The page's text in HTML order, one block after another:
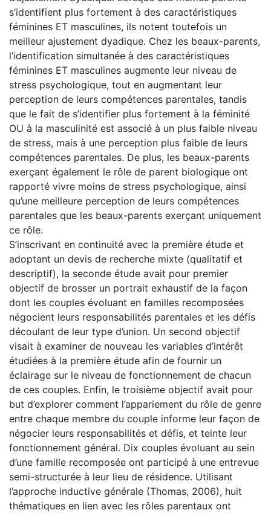
s’identifient plus fortement à des caractéristiques
féminines ET masculines, ils notent toutefois un
meilleur ajustement dyadique. Chez les beaux-parents,
l’identification simultanée à des caractéristiques
féminines ET masculines augmente leur niveau de
stress psychologique, tout en augmentant leur
perception de leurs compétences parentales, tandis
que le fait de s’identifier plus fortement à la féminité
OU à la masculinité est associé à un plus faible niveau
de stress, mais à une perception plus faible de leurs
compétences parentales. De plus, les beaux-parents
exerçant également le rôle de parent biologique ont
rapporté vivre moins de stress psychologique, ainsi
qu’une meilleure perception de leurs compétences
parentales que les beaux-parents exerçant uniquement
ce rôle.
S’inscrivant en continuité avec la première étude et
adoptant un devis de recherche mixte (qualitatif et
descriptif), la seconde étude avait pour premier
objectif de brosser un portrait exhaustif de la façon
dont les couples évoluant en familles recomposées
négocient leurs responsabilités parentales et les défis
découlant de leur type d’union. Un second objectif
visait à examiner de nouveau les variables d’intérêt
étudiées à la première étude afin de fournir un
éclairage sur le niveau de fonctionnement de chacun
de ces couples. Enfin, le troisième objectif avait pour
but d’explorer comment l’appariement du rôle de genre
entre chaque membre du couple informe leur façon de
négocier leurs responsabilités et défis, et teinte leur
fonctionnement général. Dix couples évoluant au sein
d’une famille recomposée ont participé à une entrevue
semi-structurée à leur lieu de résidence. Utilisant
l’approche inductive générale (Thomas, 2006), huit
thématiques en lien avec les rôles parentaux ont